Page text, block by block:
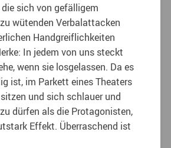
die sich von gefälligem
wütenden Verbalattacken
Handgreiflichkeiten
In jedem von uns steckt
wenn sie losgelassen. Da es
ist, im Parkett eines Theaters
und sich schlauer und
dürfen als die Protagonisten,
Effekt. Überraschend ist